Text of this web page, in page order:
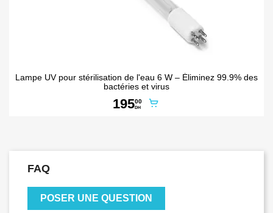
Lampe UV pour stérilisation de l'eau 6 W – Éliminez 99.9% des
bactéries et virus
19500
DH
FAQ
POSER UNE QUESTION